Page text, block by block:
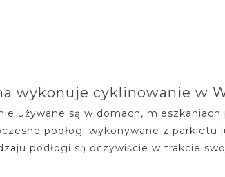
wykonuje cyklinowanie w
używane są w domach,
podłogi wykonywane z parkietu
podłogi są oczywiście w trakcie